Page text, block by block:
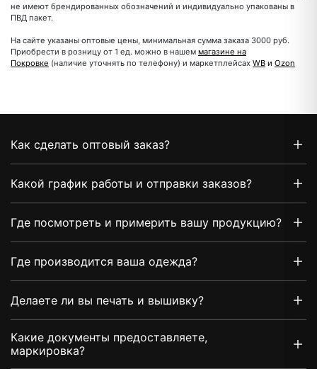
не имеют брендированных обозначений и индивидуально упакованы в
ПВД пакет.
На сайте указаны оптовые цены, минимальная сумма заказа 3000 руб.
Приобрести в розницу от 1 ед. можно в нашем магазине на
Покровке (наличие уточнять по телефону) и маркетплейсах WB и Ozon
Как сделать оптовый заказ?
Какой график работы и отправки заказов?
Где посмотреть и примерить вашу продукцию?
Где производится ваша одежда?
Делаете ли вы печать и вышивку?
Какие документы предоставляете,
маркировка?